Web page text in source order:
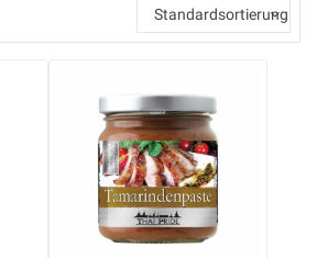
Standardsortierung